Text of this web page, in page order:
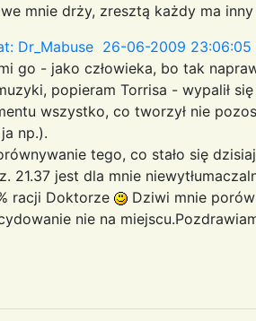
mnie drży, zresztą każdy ma
Dr_Mabuse 26-06-2009 23:06:05
go - jako człowieka, bo tak
popieram Torrisa - wypalił
wszystko, co tworzył nie
np.).
tego, co stało się
21.37 jest dla mnie
racji Doktorze
Dziwi mnie
nie na